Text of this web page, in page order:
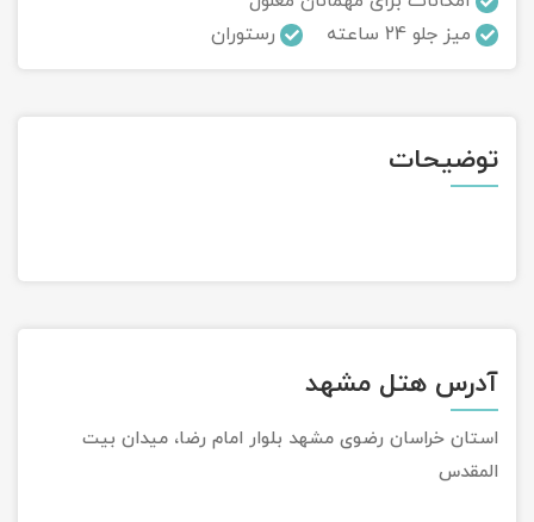
میز جلو 24 ساعته
رستوران
توضیحات
آدرس هتل مشهد
استان خراسان رضوی مشهد بلوار امام رضا، میدان بیت
المقدس
تور سوباتان
تور مرداب هسل
تور اصفهان
تور آفرود